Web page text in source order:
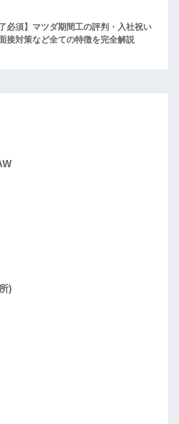
了必須】マツダ期間工の評判・入社祝い
接対策など全ての特徴を完全解説
)